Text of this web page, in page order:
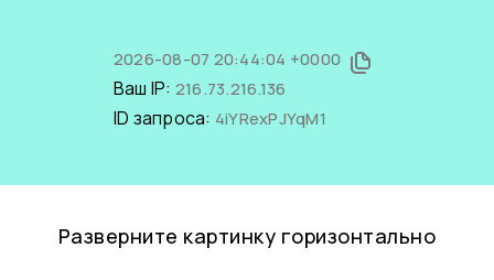
2026-08-07 20:44:04 +0000
Ваш IP: 216.73.216.136
ID запроса: 4iYRexPJYqM1
Разверните картинку горизонтально